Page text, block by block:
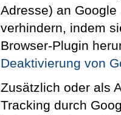
Adresse) an
verhindern, indem
Browser-Plugin
Deaktivierung von
Zusätzlich oder als
Tracking durch